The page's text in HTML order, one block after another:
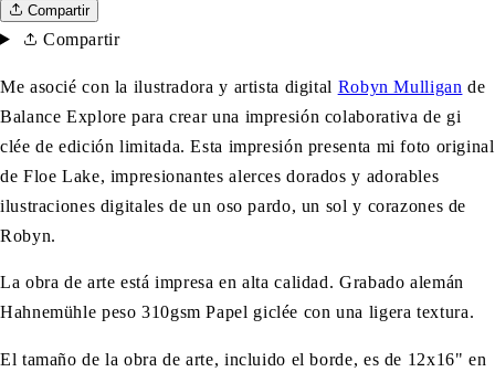
Compartir
Compartir
Me asocié con la ilustradora y artista digital Robyn Mulligan de
Balance Explore para crear una impresión colaborativa de gi
clée de edición limitada. Esta impresión presenta mi foto original
de Floe Lake, impresionantes alerces dorados y adorables
ilustraciones digitales de un oso pardo, un sol y corazones de
Robyn.
La obra de arte está impresa en alta calidad. Grabado alemán
Hahnemühle peso 310gsm Papel giclée con una ligera textura.
El tamaño de la obra de arte, incluido el borde, es de 12x16" en